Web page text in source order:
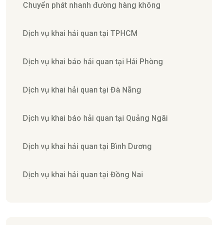
Chuyển phát nhanh đường hàng không
Dịch vụ khai hải quan tại TPHCM
Dịch vụ khai báo hải quan tại Hải Phòng
Dịch vụ khai hải quan tại Đà Nẵng
Dịch vụ khai báo hải quan tại Quảng Ngãi
Dịch vụ khai hải quan tại Bình Dương
Dịch vụ khai hải quan tại Đồng Nai